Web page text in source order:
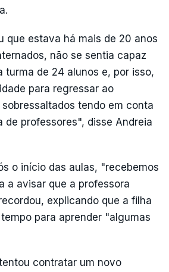
que estava há mais de 20 anos
não se sentia capaz
turma de 24 alunos e, por isso,
para regressar ao
tendo em conta
de professores", disse Andreia
o início das aulas, "recebemos
a avisar que a professora
explicando que a filha
para aprender "algumas
contratar um novo